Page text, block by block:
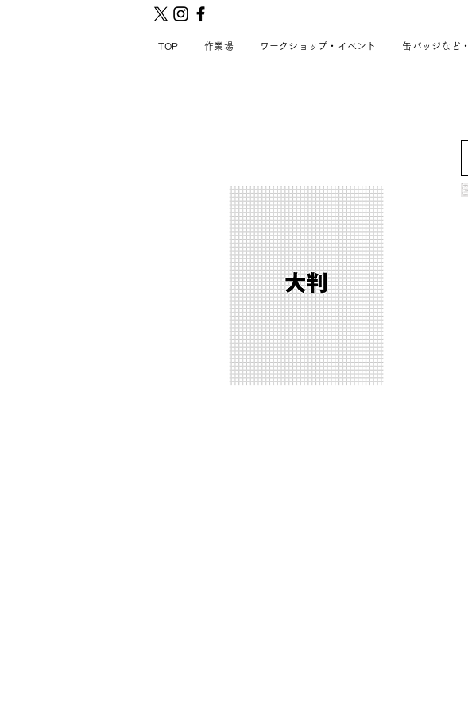
TOP 作業場 ワークショップ・イベント 缶バッジなど